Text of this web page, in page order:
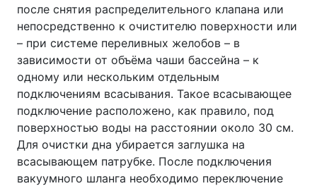
после снятия распределительного клапана или
непосредственно к очистителю поверхности или
– при системе переливных желобов – в
зависимости от объёма чаши бассейна – к
одному или нескольким отдельным
подключениям всасывания. Такое всасывающее
подключение расположено, как правило, под
поверхностью воды на расстоянии около 30 см.
Для очистки дна убирается заглушка на
всасывающем патрубке. После подключения
вакуумного шланга необходимо переключение